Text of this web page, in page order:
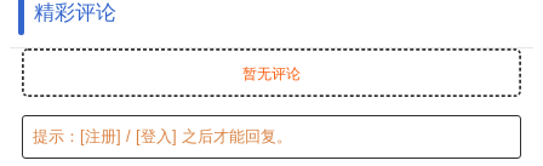
精彩评论
暂无评论
提示： [注册] / [登入] 之后才能回复。